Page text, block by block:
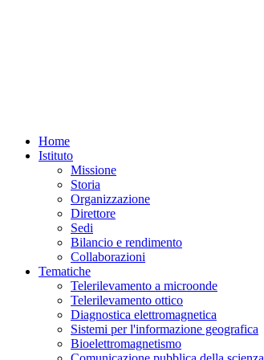
Home
Istituto
Missione
Storia
Organizzazione
Direttore
Sedi
Bilancio e rendimento
Collaborazioni
Tematiche
Telerilevamento a microonde
Telerilevamento ottico
Diagnostica elettromagnetica
Sistemi per l'informazione geografica
Bioelettromagnetismo